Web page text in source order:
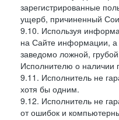
зарегистрированные
ущерб, причиненный
9.10. Используя
на Сайте информации, а
заведомо ложной,
Исполнителю о
9.11. Исполнитель не
хотя бы одним.
9.12. Исполнитель не
от ошибок и